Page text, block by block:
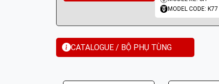
MODEL CODE: K77
CATALOGUE / BỘ PHỤ TÙNG